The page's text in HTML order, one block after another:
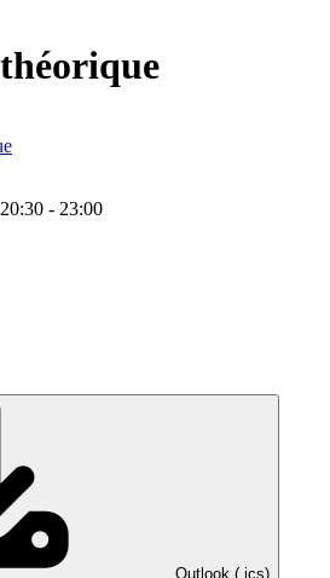
20:30 - 23:00
Outlook (.ics)